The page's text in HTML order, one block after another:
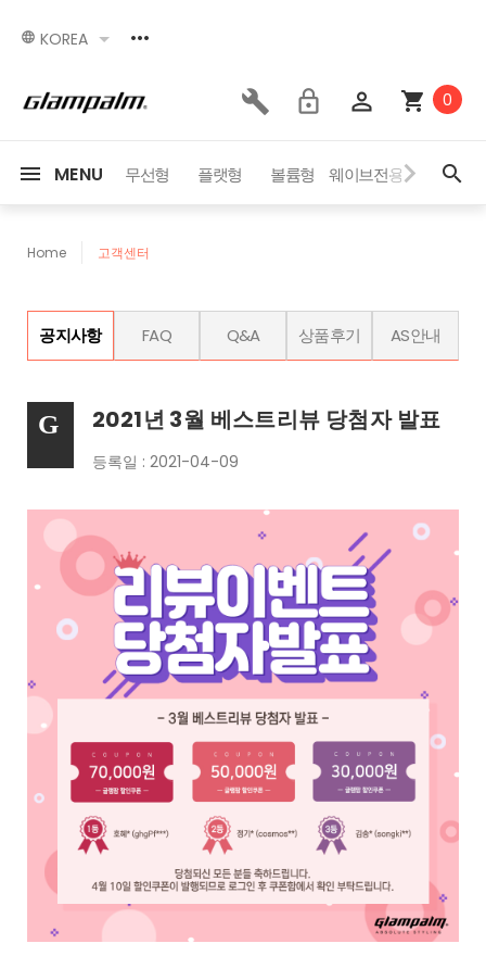
KOREA
0
MENU
리 이벤트 무선형 플랫형 볼륨형 웨이브전용 드라이어
Home 고객센터
공지사항 FAQ Q&A 상품후기 AS안내
2021년 3월 베스트리뷰 당첨자 발표
등록일 : 2021-04-09